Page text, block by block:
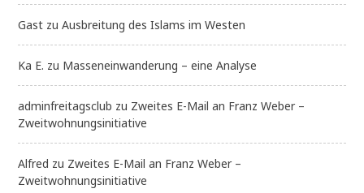
Gast zuAusbreitung des Islams im Westen
Ka E. zu Masseneinwanderung – eine Analyse
adminfreitagsclub zu Zweites E-Mail an Franz Weber –
Zweitwohnungsinitiative
Alfred zu Zweites E-Mail an Franz Weber –
Zweitwohnungsinitiative